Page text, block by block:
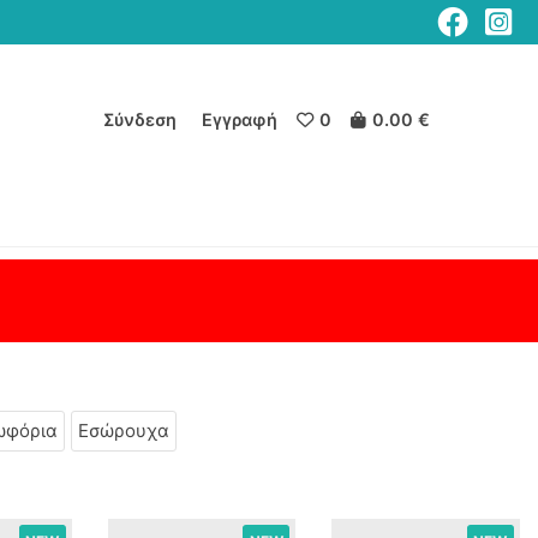
Σύνδεση Εγγραφή 0 0.00 €
Εσώρουχα